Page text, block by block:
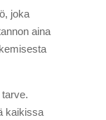
joka
aina
kaikissa